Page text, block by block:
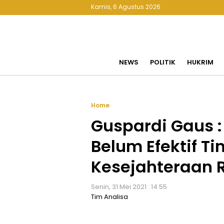
Kamis, 6 Agustus 2026
NEWS POLITIK HUKRIM
Home
Guspardi Gaus
Belum Efektif
Kesejahteraan
Senin, 31 Mei 2021 : 14.55
Tim Analisa